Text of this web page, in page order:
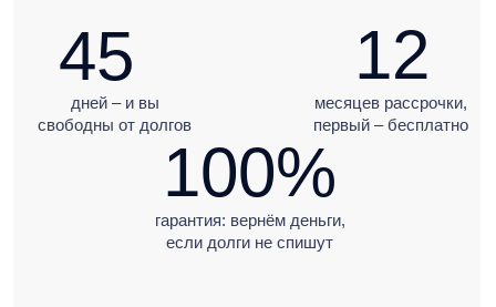
ПОЛУЧИТЬ КОНСУЛЬТАЦИЮ
гарантия: вернём деньги,